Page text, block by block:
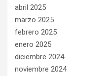
abril 2025
marzo 2025
febrero 2025
enero 2025
diciembre 2024
noviembre 2024